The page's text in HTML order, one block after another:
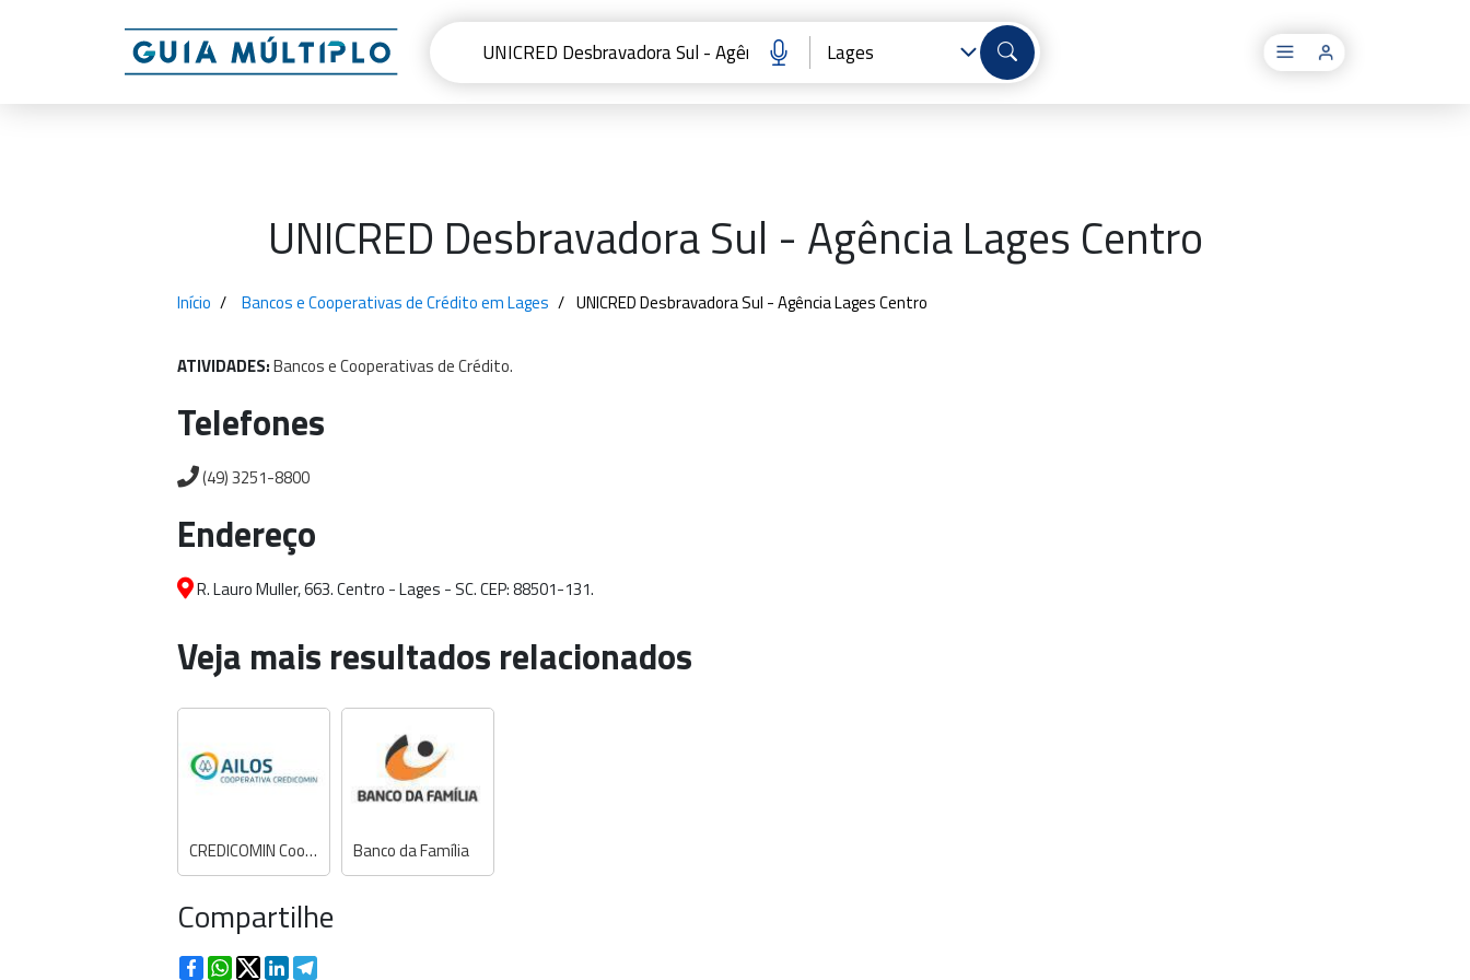
UNICRED Desbravadora Sul - Agência Lages Centro
Início Bancos e Cooperativas de Crédito em Lages UNICRED Desbravadora Sul - Agência Lages Centro
ATIVIDADES:BancoseCooperativasdeCrédito.
Telefones
(49) 3251-8800
Endereço
R. Lauro Muller, 663. Centro - Lages - SC. CEP: 88501-131.
Veja mais resultados relacionados
CREDICOMIN Cooperativa Ailos PA 01 Banco da Família
Compartilhe
FacebookWhatsApp
TwitterLinkedIn